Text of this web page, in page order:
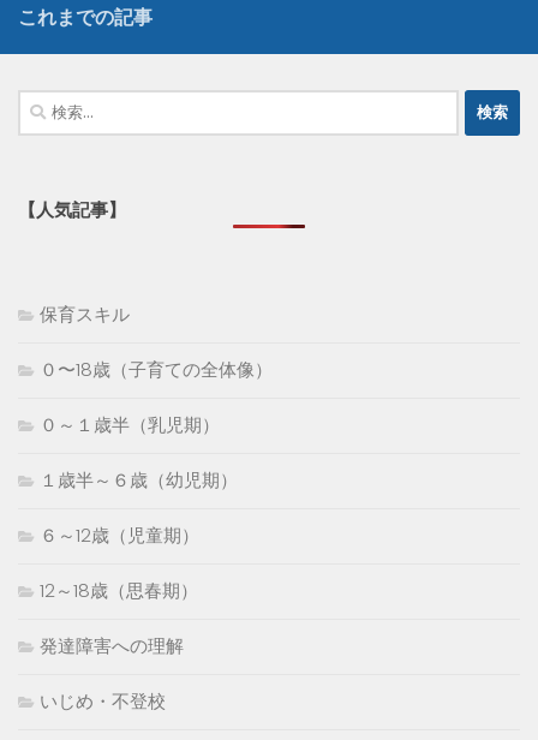
これまでの記事
検
索:
【人気記事】
保育スキル
０〜18歳（子育ての全体像）
０～１歳半（乳児期）
１歳半～６歳（幼児期）
６～12歳（児童期）
12～18歳（思春期）
発達障害への理解
いじめ・不登校